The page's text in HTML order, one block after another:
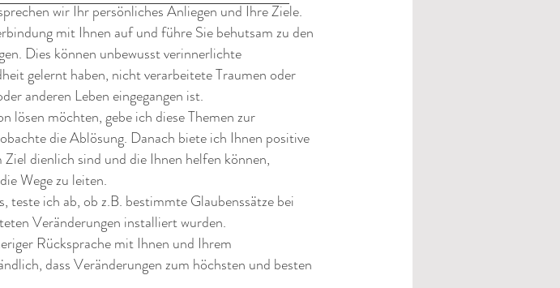
wir Ihr persönliches Anliegen und Ihre Ziele.
mit Ihnen auf und führe Sie behutsam zu den
Dies können unbewusst verinnerlichte
gelernt haben, nicht verarbeitete Traumen oder
anderen Leben eingegangen ist.
lösen möchten, gebe ich diese Themen zur
die Ablösung. Danach biete ich Ihnen positive
dienlich sind und die Ihnen helfen können,
Wege zu leiten.
ich ab, ob z.B. bestimmte Glaubenssätze bei
Veränderungen installiert wurden.
Rücksprache mit Ihnen und Ihrem
dass Veränderungen zum höchsten und besten